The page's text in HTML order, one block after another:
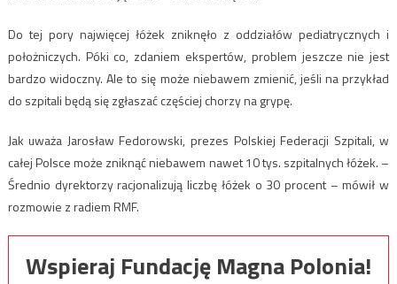
Do tej pory najwięcej łóżek zniknęło z oddziałów pediatrycznych i
położniczych. Póki co, zdaniem ekspertów, problem jeszcze nie jest
bardzo widoczny. Ale to się może niebawem zmienić, jeśli na przykład
do szpitali będą się zgłaszać częściej chorzy na grypę.
Jak uważa Jarosław Fedorowski, prezes Polskiej Federacji Szpitali, w
całej Polsce może zniknąć niebawem nawet 10 tys. szpitalnych łóżek. –
Średnio dyrektorzy racjonalizują liczbę łóżek o 30 procent – mówił w
rozmowie z radiem RMF.
Wspieraj Fundację Magna Polonia!